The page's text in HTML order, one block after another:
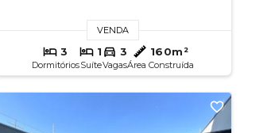
VENDA
3
Dormitórios
1
Suíte
3
Vagas
160m²
Área Construída